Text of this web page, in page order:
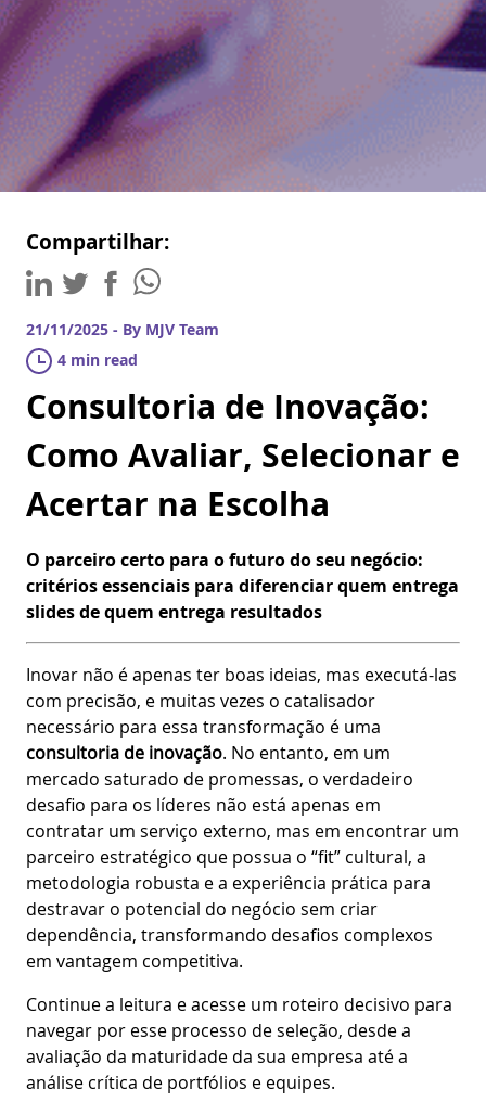
Compartilhar:
21/11/2025 - By MJV Team
4 min read
Consultoria de Inovação:
Como Avaliar, Selecionar e
Acertar na Escolha
O parceiro certo para o futuro do seu negócio:
critérios essenciais para diferenciar quem entrega
slides de quem entrega resultados
Inovar não é apenas ter boas ideias, mas executá-las
com precisão, e muitas vezes o catalisador
necessário para essa transformação é uma
consultoria de inovação. No entanto, em um
mercado saturado de promessas, o verdadeiro
desafio para os líderes não está apenas em
contratar um serviço externo, mas em encontrar um
parceiro estratégico que possua o “fit” cultural, a
metodologia robusta e a experiência prática para
destravar o potencial do negócio sem criar
dependência, transformando desafios complexos
em vantagem competitiva.
Continue a leitura e acesse um roteiro decisivo para
navegar por esse processo de seleção, desde a
avaliação da maturidade da sua empresa até a
análise crítica de portfólios e equipes.